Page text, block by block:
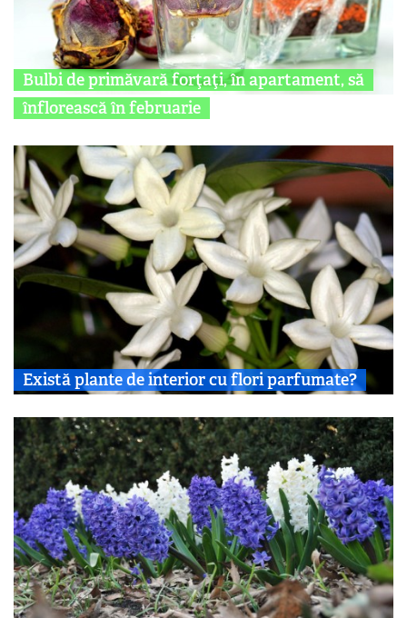
Bulbi de primăvară forţaţi, în apartament, să
înflorească în februarie
Există plante de interior cu flori parfumate?